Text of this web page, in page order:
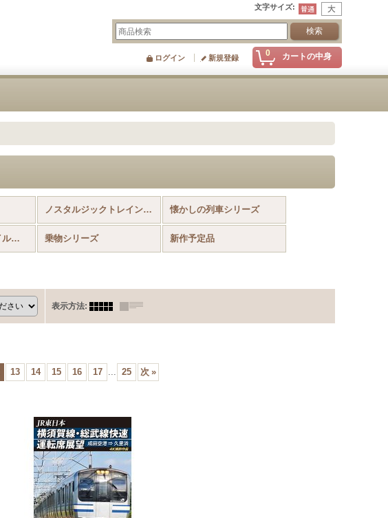
文字サイズ:
0 カートの中身
ログイン 新規登録
ノスタルジックトレインシリーズ 懐かしの列車シリーズ
JR東日本鉄道ファイルシリーズ(メーカー在庫のみの販売となります) 乗物シリーズ 新作予定品
表示方法:
13 14 15 16 17 ... 25 次 »